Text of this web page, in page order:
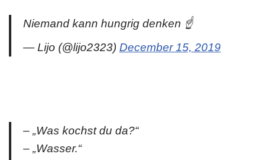
Niemand kann hungrig denken ☝️
— Lijo (@lijo2323) December 15, 2019
– „Was kochst du da?“
– „Wasser.“